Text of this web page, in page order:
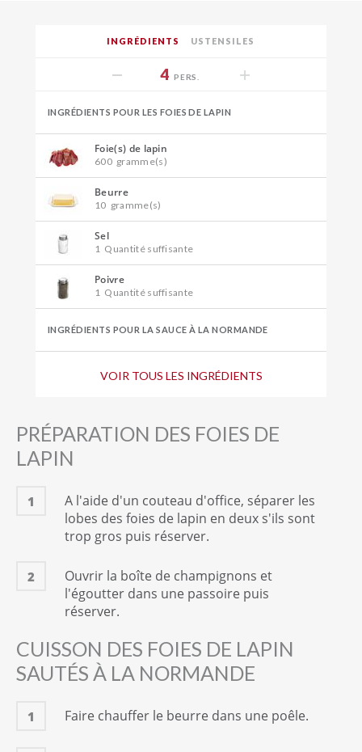
INGRÉDIENTS USTENSILES
4 PERS.
INGRÉDIENTS POUR LES FOIES DE LAPIN
Foie(s) de lapin
600 gramme(s)
Beurre
10 gramme(s)
Sel
1 Quantité suffisante
Poivre
1 Quantité suffisante
INGRÉDIENTS POUR LA SAUCE À LA NORMANDE
en boîte
30
Cerfeuil
4 branche(s)
VOIR TOUS LES INGRÉDIENTS
PRÉPARATION DES FOIES DE
LAPIN
1
A l'aide d'un couteau d'office, séparer les
lobes des foies de lapin en deux s'ils sont
trop gros puis réserver.
2
Ouvrir la boîte de champignons et
l'égoutter dans une passoire puis
réserver.
CUISSON DES FOIES DE LAPIN
SAUTÉS À LA NORMANDE
1 Faire chauffer le beurre dans une poêle.